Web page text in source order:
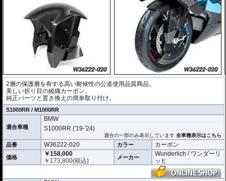
2層の保護層を有する高い耐候性の公道使用品質商品。
美しい折り目の綾織カーボン。
純正パーツと置き換えの簡単取り付け。
S1000RR / M1000RR
適合車種
BMW
S1000RR ('19-'24)
適合の一部のみ表示しています全車種表示はこちら
品番 W36222-020 カラー カーボン
価格
￥158,000
￥ 173,800(税込) メーカー
Wunderlich / ワンダーリ
ッヒ